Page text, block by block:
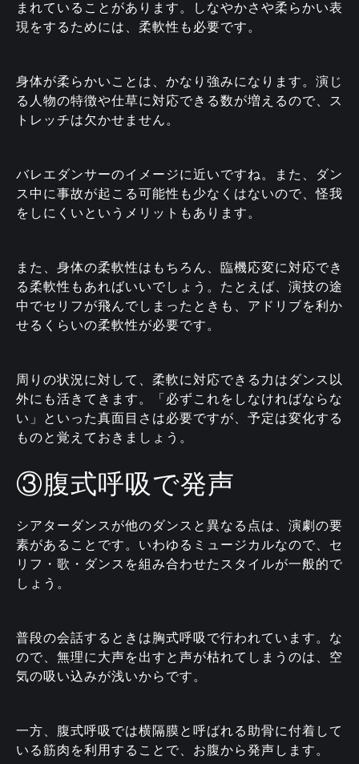
まれていることがあります。しなやかさや柔らかい表
現をするためには、柔軟性も必要です。
身体が柔らかいことは、かなり強みになります。演じ
る人物の特徴や仕草に対応できる数が増えるので、ス
トレッチは欠かせません。
バレエダンサーのイメージに近いですね。また、ダン
ス中に事故が起こる可能性も少なくはないので、怪我
をしにくいというメリットもあります。
また、身体の柔軟性はもちろん、臨機応変に対応でき
る柔軟性もあればいいでしょう。たとえば、演技の途
中でセリフが飛んでしまったときも、アドリブを利か
せるくらいの柔軟性が必要です。
周りの状況に対して、柔軟に対応できる力はダンス以
外にも活きてきます。「必ずこれをしなければならな
い」といった真面目さは必要ですが、予定は変化する
ものと覚えておきましょう。
③腹式呼吸で発声
シアターダンスが他のダンスと異なる点は、演劇の要
素があることです。いわゆるミュージカルなので、セ
リフ・歌・ダンスを組み合わせたスタイルが一般的で
しょう。
普段の会話するときは胸式呼吸で行われています。な
ので、無理に大声を出すと声が枯れてしまうのは、空
気の吸い込みが浅いからです。
一方、腹式呼吸では横隔膜と呼ばれる助骨に付着して
いる筋肉を利用することで、お腹から発声します。